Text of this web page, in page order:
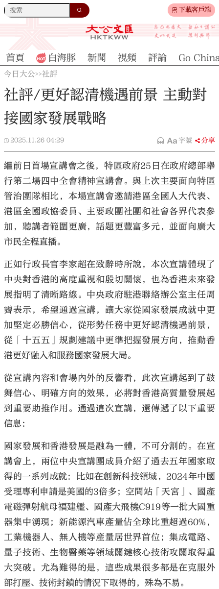
下載客戶端
大公文匯
首頁 白海豚 新聞 視頻 評論 Go
今日大公>>社評
社評/更好認清機遇前景 主動對
接國家發展戰略
2025.11.26 04:29 字號 分享
繼前日首場宣講會之後，特區政府25日在政府總部舉
行第二場四中全會精神宣講會。與上次主要面向特區
管治團隊相比，本場宣講會邀請港區全國人大代表、
港區全國政協委員、主要政團社團和社會各界代表參
加，聽講者範圍更廣，話題更豐富多元，並面向廣大
市民全程直播。
正如行政長官李家超在致辭時所說，本次宣講體現了
中央對香港的高度重視和殷切關懷，也為香港未來發
展指明了清晰路線。中央政府駐港聯絡辦公室主任周
霽表示，希望通過宣講，讓大家從國家發展成就中更
加堅定必勝信心，從形勢任務中更好認清機遇前景，
從「十五五」規劃建議中更準把握發展方向，推動香
港更好融入和服務國家發展大局。
從宣講內容和會場內外的反響看，此次宣講起到了鼓
舞信心、明確方向的效果，必將對香港高質量發展起
到重要助推作用。通過這次宣講，還傳遞了以下重要
信息：
國家發展和香港發展是融為一體，不可分割的。在宣
講會上，兩位中央宣講團成員介紹了過去五年國家取
得的一系列成就：比如在創新科技領域，2024年中國
受理專利申請是美國的3倍多；空間站「天宮」、國產
電磁彈射航母福建艦、國產大飛機C919等一批大國重
器集中湧現；新能源汽車產量佔全球比重超過60%，
工業機器人、無人機等產量居世界首位；集成電路、
量子技術、生物醫藥等領域關鍵核心技術攻關取得重
大突破。尤為難得的是，這些成果很多都是在克服外
部打壓、技術封鎖的情況下取得的，殊為不易。